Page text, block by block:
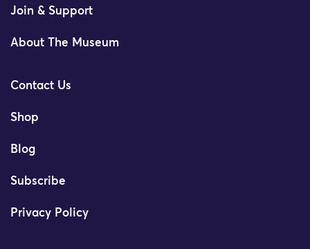
Join & Support
About The Museum
Contact Us
Shop
Blog
Subscribe
Privacy Policy